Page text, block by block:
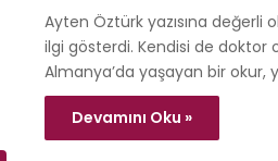
Ayten Öztürk yazısına değerli
ilgi gösterdi. Kendisi de doktor
Almanya’da yaşayan bir okur,
Devamını Oku »